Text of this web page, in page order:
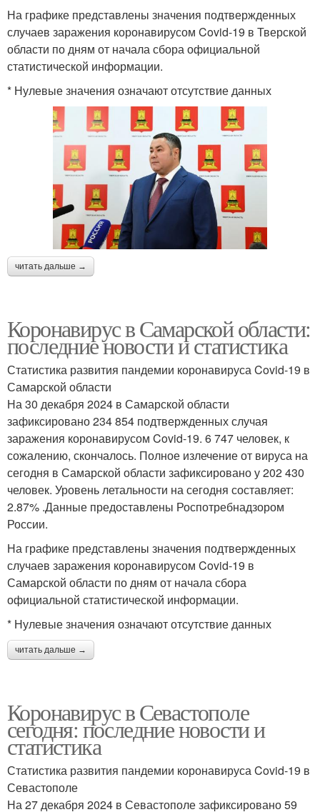
На графике представлены значения подтвержденных
случаев заражения коронавирусом Covid-19 в Тверской
области по дням от начала сбора официальной
статистической информации.
* Нулевые значения означают отсутствие данных
читать дальше →
Коронавирус в Самарской области:
последние новости и статистика
Статистика развития пандемии коронавируса Covid-19 в
Самарской области
На 30 декабря 2024 в Самарской области
зафиксировано 234 854 подтвержденных случая
заражения коронавирусом Covid-19. 6 747 человек, к
сожалению, скончалось. Полное излечение от вируса на
сегодня в Самарской области зафиксировано у 202 430
человек. Уровень летальности на сегодня составляет:
2.87% .Данные предоставлены Роспотребнадзором
России.
На графике представлены значения подтвержденных
случаев заражения коронавирусом Covid-19 в
Самарской области по дням от начала сбора
официальной статистической информации.
* Нулевые значения означают отсутствие данных
читать дальше →
Коронавирус в Севастополе
сегодня: последние новости и
статистика
Статистика развития пандемии коронавируса Covid-19 в
Севастополе
На 27 декабря 2024 в Севастополе зафиксировано 59